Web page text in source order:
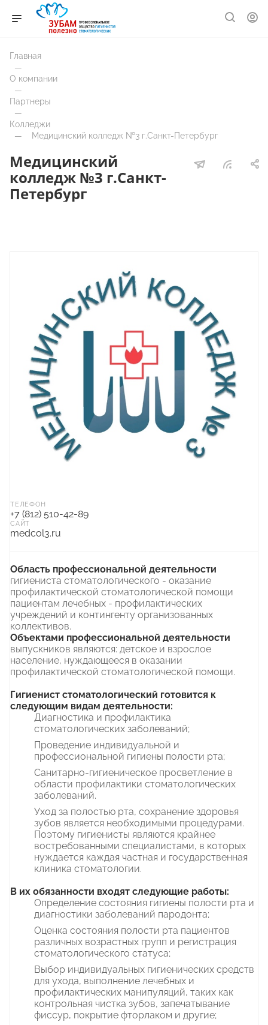
Медицинский
колледж №3 г.Санкт-
Петербург
Главная
—
О компании
—
Партнеры
—
Колледжи
—
Медицинский колледж №3 г.Санкт-Петербург
ТЕЛЕФОН
+7 (812) 510-42-89
САЙТ
medcol3.ru
Область профессиональной деятельности
гигиениста стоматологического - оказание
профилактической стоматологической помощи
пациентам лечебных - профилактических
учреждений и контингенту организованных
коллективов.
Объектами профессиональной деятельности
выпускников являются: детское и взрослое
население, нуждающееся в оказании
профилактической стоматологической помощи.
Гигиенист стоматологический готовится к
следующим видам деятельности:
Диагностика и профилактика
стоматологических заболеваний;
Проведение индивидуальной и
профессиональной гигиены полости рта;
Санитарно-гигиеническое просветление в
области профилактики стоматологических
заболеваний.
Уход за полостью рта, сохранение здоровья
зубов является необходимыми процедурами.
Поэтому гигиенисты являются крайнее
востребованными специалистами, в которых
нуждается каждая частная и государственная
клиника стоматологии.
В их обязанности входят следующие работы:
Определение состояния гигиены полости рта и
диагностики заболеваний пародонта;
Оценка состояния полости рта пациентов
различных возрастных групп и регистрация
стоматологического статуса;
Выбор индивидуальных гигиенических средств
для ухода, выполнение лечебных и
профилактических манипуляций, таких как
контрольная чистка зубов, запечатывание
фиссур, покрытие фторлаком и другие;